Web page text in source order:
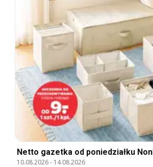
Netto gazetka od poniedziałku
10.08.2026- 14.08.2026